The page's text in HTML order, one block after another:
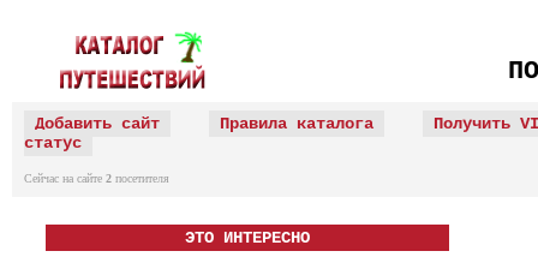
Добавить сайт Правила каталога
Получить
статус
Сейчас на сайте 2 посетителя
ЭТО ИНТЕРЕСНО